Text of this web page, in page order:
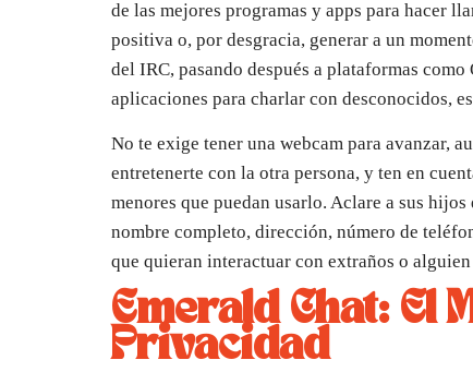
de las mejores programas y apps para hacer
positiva o, por desgracia, generar a un
del IRC, pasando después a plataformas
aplicaciones para charlar con desconocidos,
No te exige tener una webcam para avanzar,
entretenerte con la otra persona, y ten en
menores que puedan usarlo. Aclare a sus
nombre completo, dirección, número de
que quieran interactuar con extraños o
Emerald Chat: El
Privacidad